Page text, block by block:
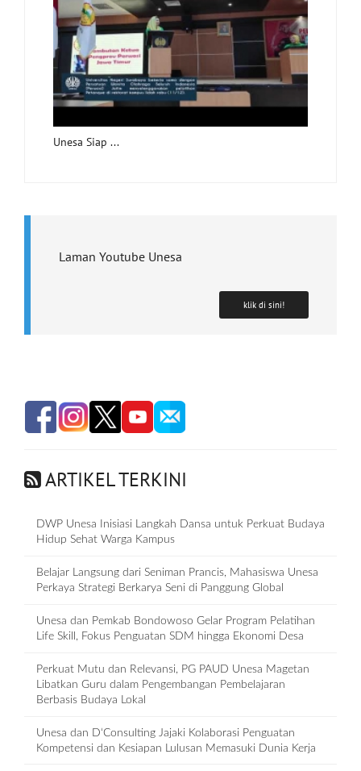
Unesa Siap ...
Laman Youtube Unesa
klik di sini!
ARTIKEL TERKINI
DWP Unesa Inisiasi Langkah Dansa untuk Perkuat Budaya
Hidup Sehat Warga Kampus
Belajar Langsung dari Seniman Prancis, Mahasiswa Unesa
Perkaya Strategi Berkarya Seni di Panggung Global
Unesa dan Pemkab Bondowoso Gelar Program Pelatihan
Life Skill, Fokus Penguatan SDM hingga Ekonomi Desa
Perkuat Mutu dan Relevansi, PG PAUD Unesa Magetan
Libatkan Guru dalam Pengembangan Pembelajaran
Berbasis Budaya Lokal
Unesa dan D‘Consulting Jajaki Kolaborasi Penguatan
Kompetensi dan Kesiapan Lulusan Memasuki Dunia Kerja